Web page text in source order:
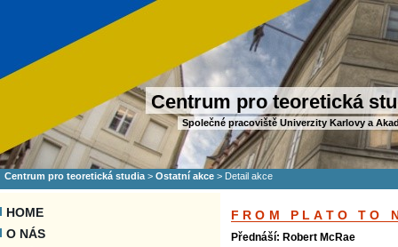
Centrum pro teoretická
Společné pracoviště Univerzity Karlovy a
Centrum pro teoretická studia > Ostatní akce > Detail akce
HOME
O NÁS
FROM PLATO TO
Přednáší: Robert McRae